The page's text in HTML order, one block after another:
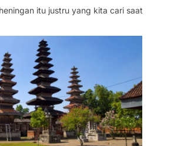
itu justru yang kita cari saat